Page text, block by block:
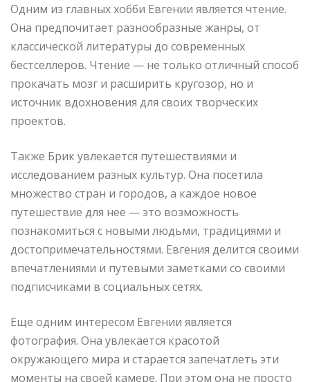
Одним из главных хобби Евгении является чтение.
Она предпочитает разнообразные жанры, от
классической литературы до современных
бестселлеров. Чтение — не только отличный способ
прокачать мозг и расширить кругозор, но и
источник вдохновения для своих творческих
проектов.
Также Брик увлекается путешествиями и
исследованием разных культур. Она посетила
множество стран и городов, а каждое новое
путешествие для нее — это возможность
познакомиться с новыми людьми, традициями и
достопримечательностями. Евгения делится своими
впечатлениями и путевыми заметками со своими
подписчиками в социальных сетях.
Еще одним интересом Евгении является
фотография. Она увлекается красотой
окружающего мира и старается запечатлеть эти
моменты на своей камере. При этом она не просто